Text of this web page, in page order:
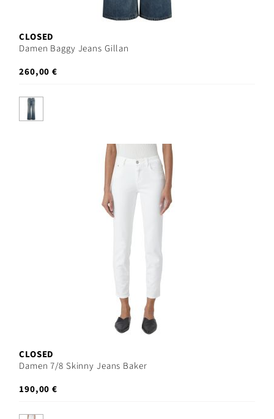
CLOSED
Damen Baggy Jeans Gillan
260,00 €
CLOSED
Damen 7/8 Skinny Jeans Baker
190,00 €